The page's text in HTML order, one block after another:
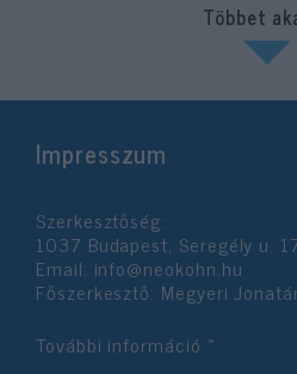
Többet
Impresszum
Szerkesztőség:
1037 Budapest, Seregély u.
Email: info@neokohn.hu
Főszerkesztő: Megyeri
További információ »